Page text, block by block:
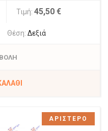
Τιμή: 45,50 €
Θέση: Δεξιά
ΑΡΙΣΤΕΡΟ